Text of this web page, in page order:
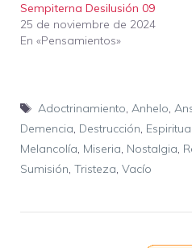
Sempiterna Desilusión 09
25 de noviembre de 2024
En «Pensamientos»
Etiquetas
Adoctrinamiento, Anhelo,
Demencia, Destrucción, Espiritual
Melancolía, Miseria, Nostalgia,
Sumisión, Tristeza, Vacío